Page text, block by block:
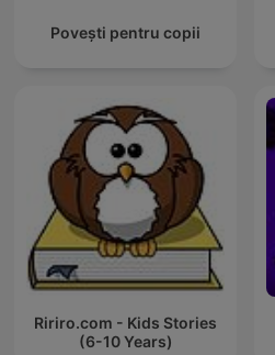
Povești pentru copii
Ririro.com - Kids Stories
(6-10 Years)